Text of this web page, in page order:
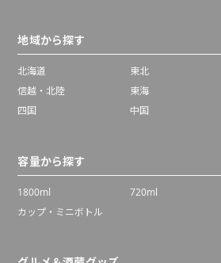
地域から探す
北海道 東北
信越・北陸
東海
四国
中国
容量から探す
1800ml 720ml
カップ・ミニボトル